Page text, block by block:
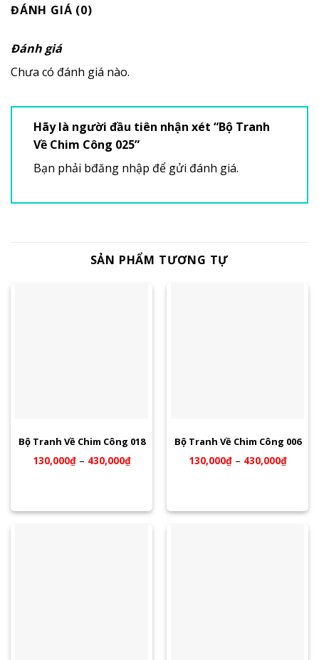
ĐÁNH GIÁ (0)
Đánh giá
Chưa có đánh giá nào.
Hãy là người đầu tiên nhận xét “Bộ Tranh
Về Chim Công 025”
Bạn phải bđăng nhập để gửi đánh giá.
SẢN PHẨM TƯƠNG TỰ
Bộ Tranh Về Chim Công 018
130,000₫– 430,000₫
Bộ Tranh Về Chim Công 006
130,000₫– 430,000₫